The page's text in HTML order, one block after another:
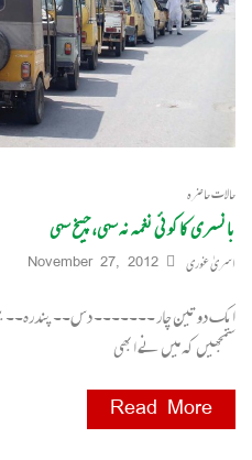
حالات حاضرہ
بانسری کا کوئی نغمہ نہ سہی، چیخ سہی
اسریٰ غوری November 27, 2012
ایک دو تین چار ۔۔۔۔۔۔۔ دس۔۔
سمجھیں کہ میں نے ابھی
Read More